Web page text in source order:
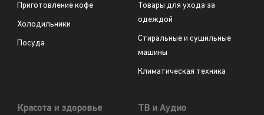
Приготовление кофе
Холодильники
Посуда
Товары для ухода за
одеждой
Стиральные и сушильные
машины
Климатическая техника
Красота и здоровье ТВ и Аудио